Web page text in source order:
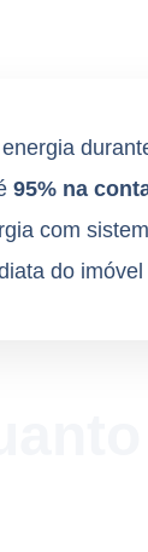
95% na
com
do imóvel